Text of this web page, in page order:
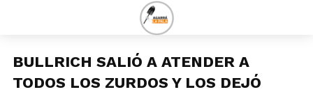
BULLRICH SALIÓ A ATENDER A
TODOS LOS ZURDOS Y LOS DEJÓ